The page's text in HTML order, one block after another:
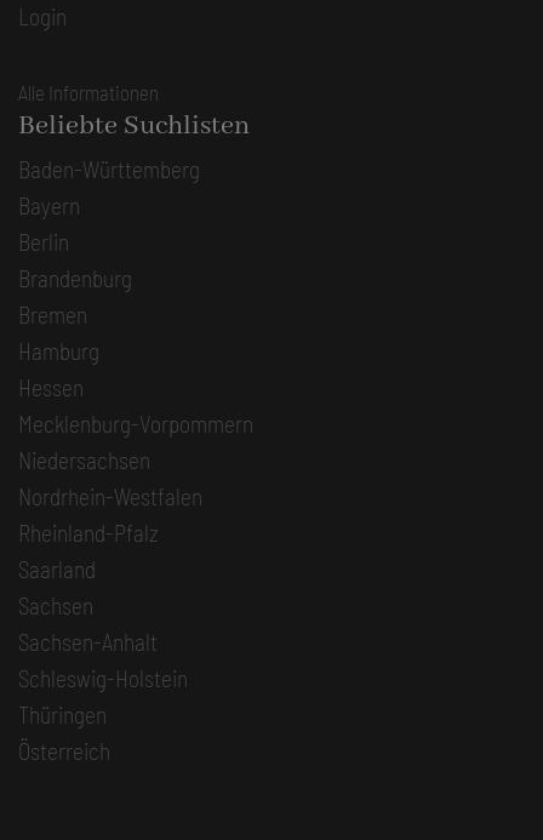
Login
Alle Informationen
Beliebte Suchlisten
Baden-Württemberg
Bayern
Berlin
Brandenburg
Bremen
Hamburg
Hessen
Mecklenburg-Vorpommern
Niedersachsen
Nordrhein-Westfalen
Rheinland-Pfalz
Saarland
Sachsen
Sachsen-Anhalt
Schleswig-Holstein
Thüringen
Österreich